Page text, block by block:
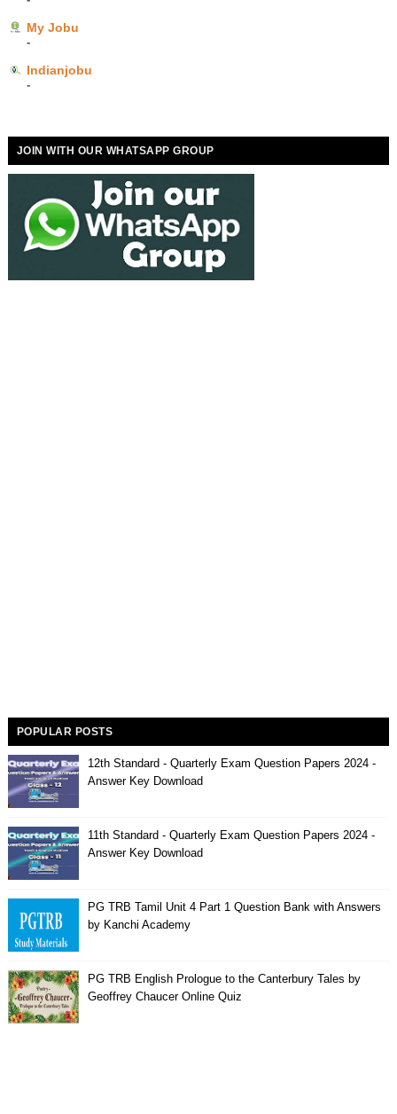
My Jobu
-
Indianjobu
-
JOIN WITH OUR WHATSAPP GROUP
POPULAR POSTS
12th Standard - Quarterly Exam Question Papers 2024 -
Answer Key Download
11th Standard - Quarterly Exam Question Papers 2024 -
Answer Key Download
PG TRB Tamil Unit 4 Part 1 Question Bank with Answers
by Kanchi Academy
PG TRB English Prologue to the Canterbury Tales by
Geoffrey Chaucer Online Quiz